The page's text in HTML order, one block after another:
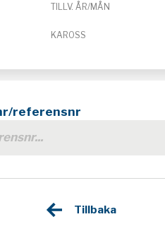
TILLV. ÅR/MÅN
KAROSS
referensnr
Tillbaka